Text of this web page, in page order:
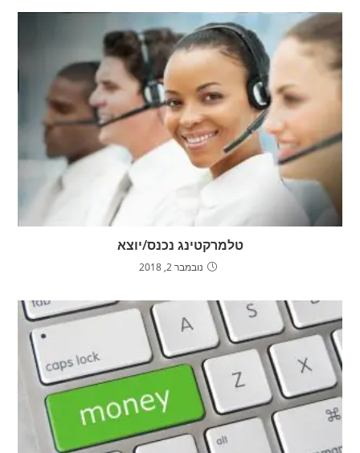
טלמרקטינג נכנס/יוצא
נובמבר 2, 2018